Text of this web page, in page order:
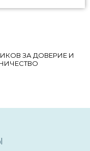
ЗА ДОВЕРИЕ И